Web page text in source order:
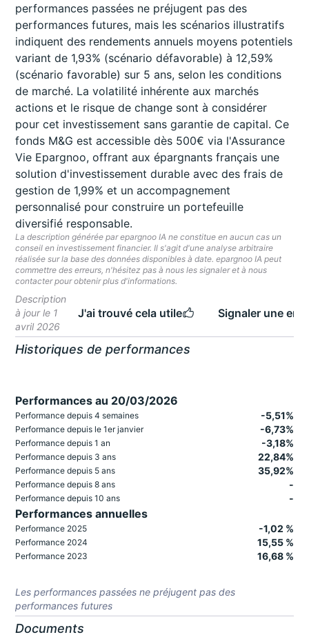
performances passées ne préjugent pas des
performances futures, mais les scénarios illustratifs
indiquent des rendements annuels moyens potentiels
variant de 1,93% (scénario défavorable) à 12,59%
(scénario favorable) sur 5 ans, selon les conditions
de marché. La volatilité inhérente aux marchés
actions et le risque de change sont à considérer
pour cet investissement sans garantie de capital. Ce
fonds M&G est accessible dès 500€ via l'Assurance
Vie Epargnoo, offrant aux épargnants français une
solution d'investissement durable avec des frais de
gestion de 1,99% et un accompagnement
personnalisé pour construire un portefeuille
diversifié responsable.
La description générée par epargnoo IA ne constitue en aucun cas un
conseil en investissement financier. Il s'agit d'une analyse arbitraire
réalisée sur la base des données disponibles à date. epargnoo IA peut
commettre des erreurs, n'hésitez pas à nous les signaler et à nous
contacter pour obtenir plus d'informations.
Description
à jour le 1
avril 2026
J'ai trouvé cela utile Signaler une
Historiques de performances
Performances au 20/03/2026
Performance depuis 4 semaines -5,51%
Performance depuis le 1er janvier -6,73%
Performance depuis 1 an -3,18%
Performance depuis 3 ans 22,84%
Performance depuis 5 ans 35,92%
Performance depuis 8 ans -
Performance depuis 10 ans -
Performances annuelles
Performance 2025 -1,02 %
Performance 2024 15,55 %
Performance 2023 16,68 %
Les performances passées ne préjugent pas des
performances futures
Documents